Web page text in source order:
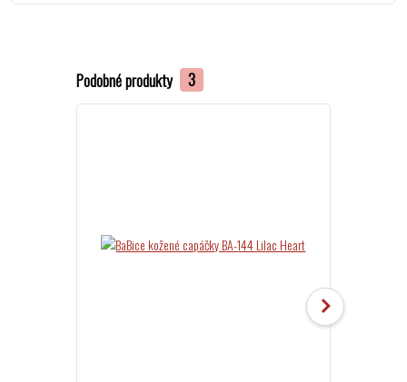
Podobné produkty 3